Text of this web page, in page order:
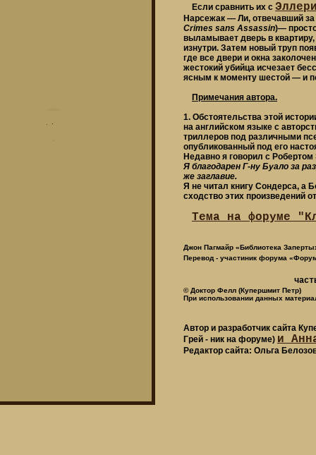
Если сравнить их с
Нарсежак — Ли, отвечавший
Crimes sans Assassin)—
выламывает дверь в
изнутри. Затем новый труп
где все двери и окна
жестокий убийца исчезает
ясным к моменту шестой — и
Примечания автора.
1. Обстоятельства этой
на английском языке с
триллеров под различными
опубликованный под его
Недавно я говорил с
Я благодарен Г-ну Буало за
же заглавие.
Я не читал книгу Сондерса, а
сходство этих произведений
Тема на форуме
Джон Пагмайр «Библиотека
Перевод - участиник форума
© Доктор Фелл (Купершмит Петр)
При использовании данных
Автор и разработчик сайта
Грей - ник на форуме) и
Редактор сайта: Ольга